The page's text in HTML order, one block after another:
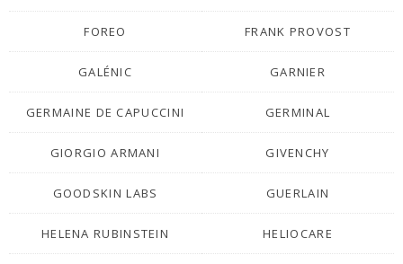
FOREO FRANK PROVOST
GALÉNIC GARNIER
GERMAINE DE CAPUCCINI GERMINAL
GIORGIO ARMANI GIVENCHY
GOODSKIN LABS GUERLAIN
HELENA RUBINSTEIN HELIOCARE